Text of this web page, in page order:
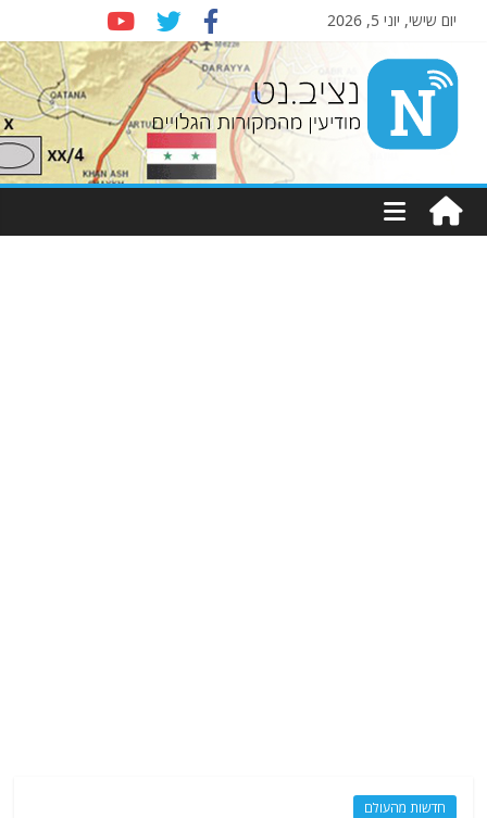
יום שישי, יוני 5, 2026
Nziv.net
מודיעין
מהמקורות
חדשות מהעולם